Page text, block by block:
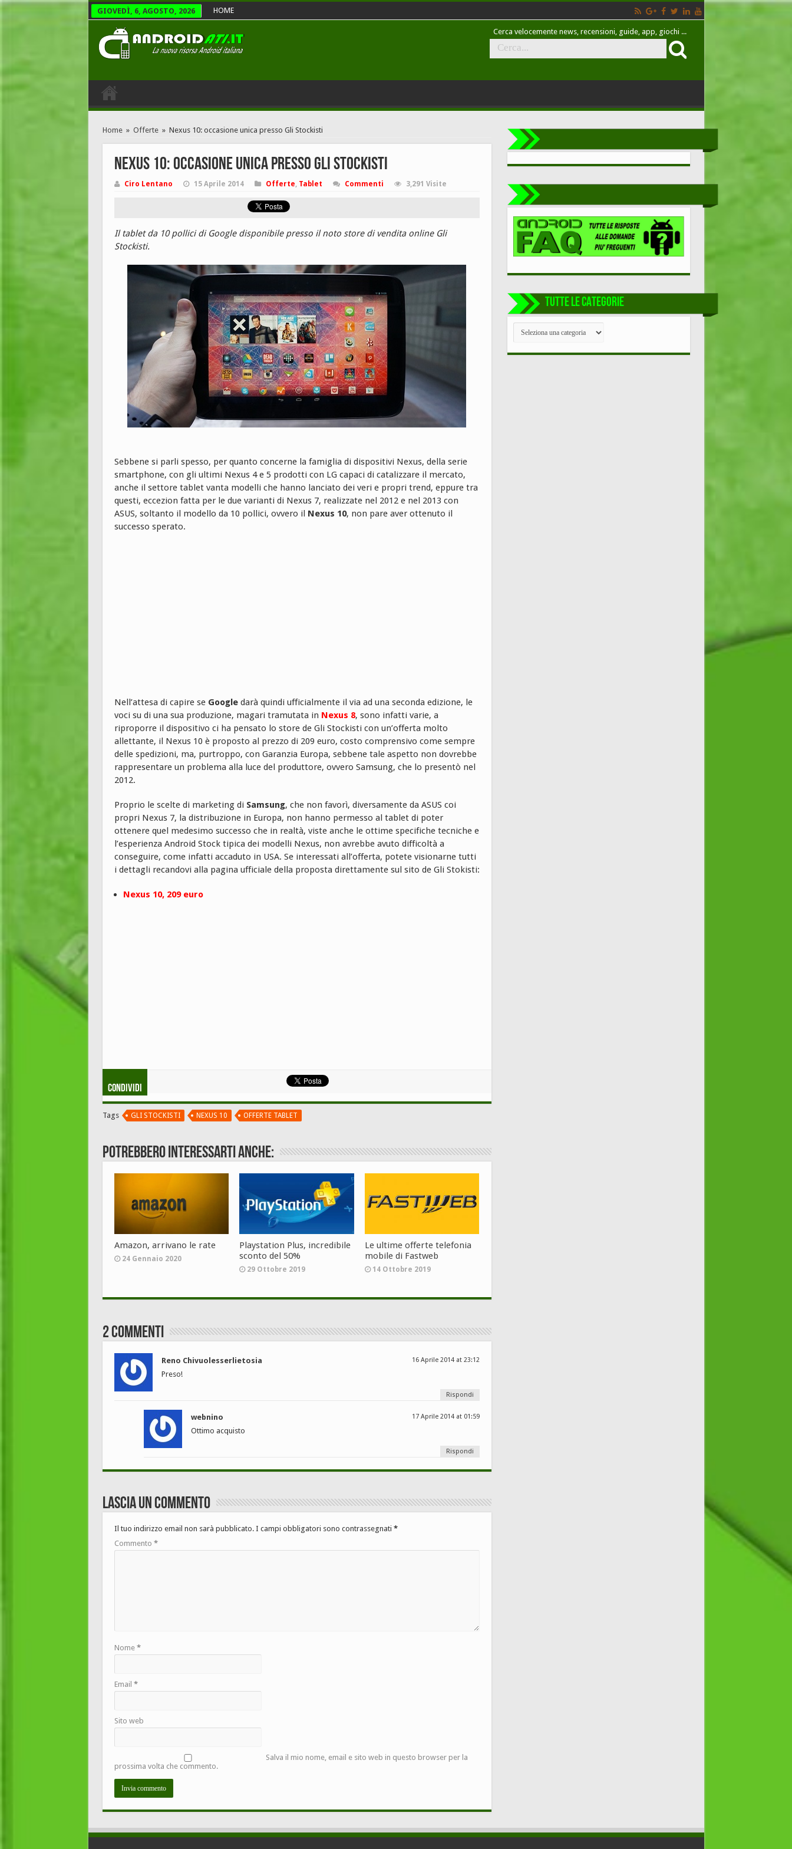
GIOVEDÌ, 6, AGOSTO, 2026 HOME
Cerca velocemente news, recensioni, guide, app, giochi ...
Home » Offerte » Nexus 10: occasione unica presso Gli Stockisti
Nexus 10: occasione unica presso Gli Stockisti
Ciro Lentano 15 Aprile 2014 Offerte, Tablet Commenti 3,291 Visite
Il tablet da 10 pollici di Google disponibile presso il noto store di vendita online Gli
Stockisti.
Sebbene si parli spesso, per quanto concerne la famiglia di dispositivi Nexus, della serie
smartphone, con gli ultimi Nexus 4 e 5 prodotti con LG capaci di catalizzare il mercato,
anche il settore tablet vanta modelli che hanno lanciato dei veri e propri trend, eppure tra
questi, eccezion fatta per le due varianti di Nexus 7, realizzate nel 2012 e nel 2013 con
ASUS, soltanto il modello da 10 pollici, ovvero il Nexus 10, non pare aver ottenuto il
successo sperato.
Nell’attesa di capire se Googledarà quindi ufficialmente il via ad una seconda edizione, le
voci su di una sua produzione, magari tramutata in Nexus 8, sono infatti varie, a
riproporre il dispositivo ci ha pensato lo store de Gli Stockisti con un’offerta molto
allettante, il Nexus 10 è proposto al prezzo di 209 euro, costo comprensivo come sempre
delle spedizioni, ma, purtroppo, con Garanzia Europa, sebbene tale aspetto non dovrebbe
rappresentare un problema alla luce del produttore, ovvero Samsung, che lo presentò nel
2012.
Proprio le scelte di marketing di Samsung, che non favorì, diversamente da ASUS coi
propri Nexus 7, la distribuzione in Europa, non hanno permesso al tablet di poter
ottenere quel medesimo successo che in realtà, viste anche le ottime specifiche tecniche e
l’esperienza Android Stock tipica dei modelli Nexus, non avrebbe avuto difficoltà a
conseguire, come infatti accaduto in USA. Se interessati all’offerta, potete visionarne tutti
i dettagli recandovi alla pagina ufficiale della proposta direttamente sul sito de Gli Stokisti:
Nexus 10, 209 euro
Condividi
Tags GLI STOCKISTI NEXUS 10 OFFERTE TABLET
Potrebbero interessarti anche:
Amazon, arrivano le rate
24 Gennaio 2020
Playstation Plus, incredibile
sconto del 50%
29 Ottobre 2019
Le ultime offerte telefonia
mobile di Fastweb
14 Ottobre 2019
2 Commenti
Reno Chivuolesserlietosia 16 Aprile 2014 at 23:12
Preso!
Rispondi
webnino 17 Aprile 2014 at 01:59
Ottimo acquisto
Rispondi
Lascia un commento
Il tuo indirizzo email non sarà pubblicato. I campi obbligatori sono contrassegnati *
Commento *
Nome *
Email *
Sito web
Salva il mio nome, email e sito web in questo browser per la
prossima volta che commento.
TUTTE LE CATEGORIE
TUTTE
CATEGORIE